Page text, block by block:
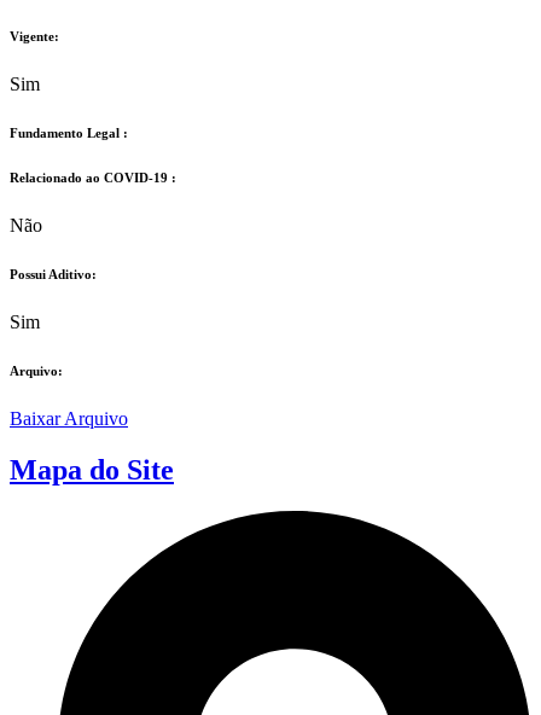
Vigente:
Sim
Fundamento Legal :​
Relacionado ao COVID-19 :​
Não
Possui Aditivo:​
Sim
Arquivo:
Baixar Arquivo
Mapa do Site